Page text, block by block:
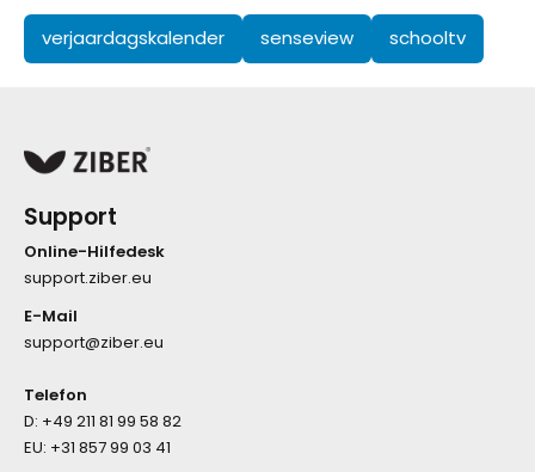
verjaardagskalender senseview schooltv
Support
Online-Hilfedesk
support.ziber.eu
E-Mail
support@ziber.eu
Telefon
D: +49 211 81 99 58 82
EU: +31 857 99 03 41